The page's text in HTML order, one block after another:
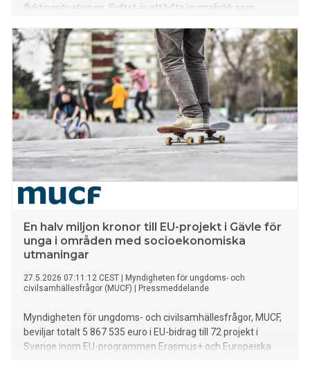
flyktingsituationen. Syftet är att lyfta journalistik som
frågor och ger plats åt människorna bakom statistiken.
En halv miljon kronor till EU-projekt i Gävle för
unga i områden med socioekonomiska
utmaningar
27.5.2026 07:11:12 CEST
Myndigheten för ungdoms- och
civilsamhällesfrågor (MUCF)
Pressmeddelande
Myndigheten för ungdoms- och civilsamhällesfrågor, MUCF,
beviljar totalt 5 867 535 euro i EU-bidrag till 72 projekt i
Sverige inom EU-programmen Erasmus+ och Europeiska